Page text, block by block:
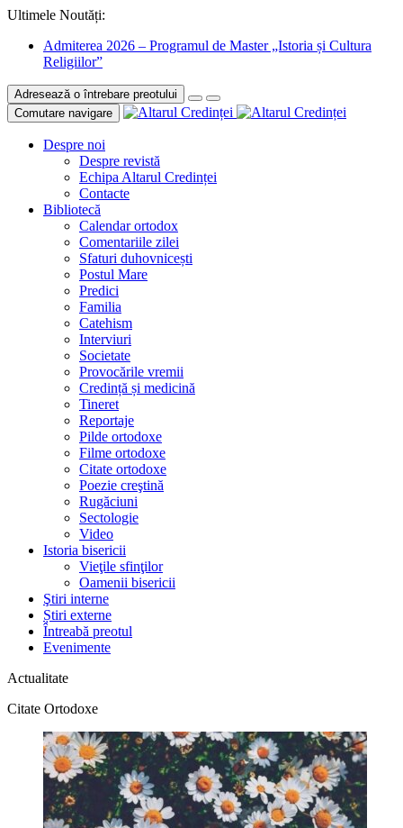
Ultimele Noutăți:
Admiterea 2026 – Programul de Master „Istoria și Cultura
Religiilor”
Adresează o întrebare preotului
Comutare navigare
Despre noi
Despre revistă
Echipa Altarul Credinței
Contacte
Bibliotecă
Calendar ortodox
Comentariile zilei
Sfaturi duhovnicești
Postul Mare
Predici
Familia
Catehism
Interviuri
Societate
Provocările vremii
Credință și medicină
Tineret
Reportaje
Pilde ortodoxe
Filme ortodoxe
Citate ortodoxe
Poezie creştină
Rugăciuni
Sectologie
Video
Istoria bisericii
Vieţile sfinţilor
Oamenii bisericii
Ştiri interne
Știri externe
Întreabă preotul
Evenimente
Actualitate
Citate Ortodoxe